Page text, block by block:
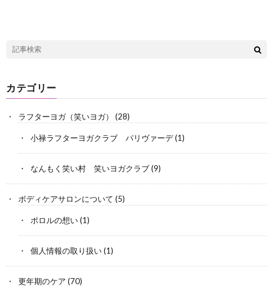
カテゴリー
ラフターヨガ（笑いヨガ） (28)
小禄ラフターヨガクラブ パリヴァーデ(1)
なんもく笑い村 笑いヨガクラブ(9)
ボディケアサロンについて (5)
ポロルの想い(1)
個人情報の取り扱い(1)
更年期のケア (70)